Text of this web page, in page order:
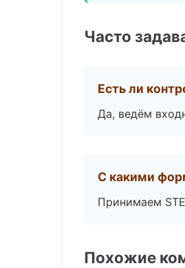
Часто
Есть ли
Да, ведём
С какими
Принимаем
Похожие